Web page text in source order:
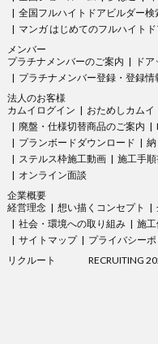
全国フルハイトドアビルダー検
マンガ はじめてのフルハイトド
メンバー
プラチナメンバーのご案内
ド
プラチナメンバー登録・登録情
法人のお客様
カムイログイン
おためしカムイ
廃盤・仕様切替商品のご案内
プランボードダウンロード
ステルス枠施工動画
施工手
オンライン面談
企業概要
経営理念
想い描くコンセプト
社会・環境への取り組み
施
サイトマップ
プライバシー
リクルート
RECRUITING